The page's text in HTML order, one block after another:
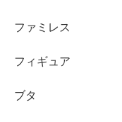
ファミレス
フィギュア
ブタ